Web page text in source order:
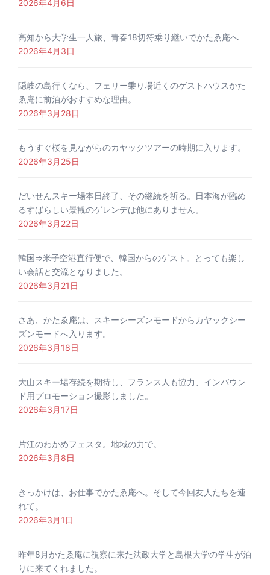
2026年4月6日
高知から大学生一人旅、青春18切符乗り継いでかたゑ庵へ
2026年4月3日
隠岐の島行くなら、フェリー乗り場近くのゲストハウスかた
ゑ庵に前泊がおすすめな理由。
2026年3月28日
もうすぐ桜を見ながらのカヤックツアーの時期に入ります。
2026年3月25日
だいせんスキー場本日終了、その継続を祈る。日本海が臨め
るすばらしい景観のゲレンデは他にありません。
2026年3月22日
韓国⇒米子空港直行便で、韓国からのゲスト。とっても楽し
い会話と交流となりました。
2026年3月21日
さあ、かたゑ庵は、スキーシーズンモードからカヤックシー
ズンモードへ入ります。
2026年3月18日
大山スキー場存続を期待し、フランス人も協力、インバウン
ド用プロモーション撮影しました。
2026年3月17日
片江のわかめフェスタ。地域の力で。
2026年3月8日
きっかけは、お仕事でかたゑ庵へ。そして今回友人たちを連
れて。
2026年3月1日
昨年8月かたゑ庵に視察に来た法政大学と島根大学の学生が泊
りに来てくれました。